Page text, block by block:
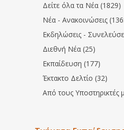
Δείτε όλα τα Νέα (1829)
Νέα - Ανακοινώσεις
Εκδηλώσεις -
Διεθνή Νέα (25)
Εκπαίδευση (177)
Έκτακτο Δελτίο (32)
Από τους Υποστηρικτές